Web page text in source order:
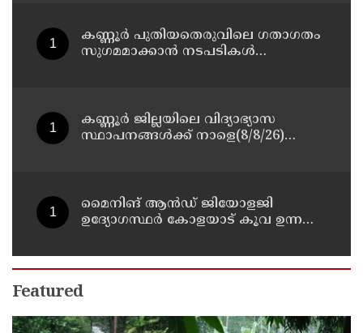
കണ്ണൂർ പുതിയതെരുവിലെ ഗതാഗതം
സുഗമമാക്കാന്‍ നടപടികള്‍
കണ്ണൂർ ജില്ലയിലെ വിദ്യാഭ്യാസ
സ്ഥാപനങ്ങള്‍ക്ക് നാളെ(8/8/26)
മൈനിങ് ആൻഡ്​ ജിയോളജി
ഉദ്യോഗസ്ഥർ കോളയാട് കൂവ ഉന്നതി
Featured